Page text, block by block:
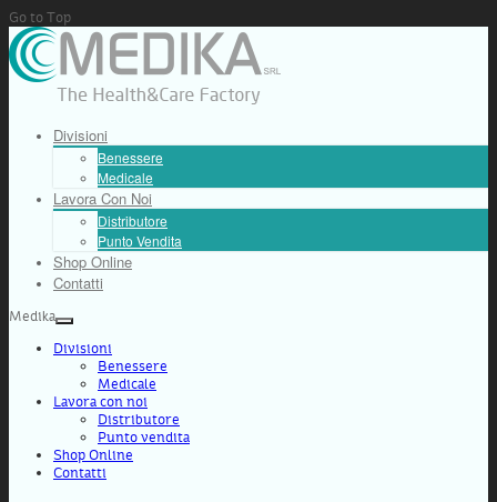
Go to Top
Divisioni
Benessere
Medicale
Lavora Con Noi
Distributore
Punto Vendita
Shop Online
Contatti
Medika
Divisioni
Benessere
Medicale
Lavora con noi
Distributore
Punto vendita
Shop Online
Contatti